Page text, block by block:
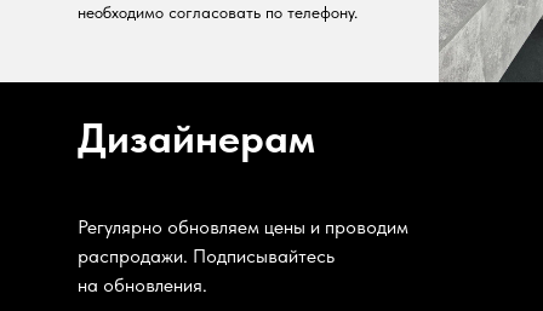
необходимо согласовать по телефону.
Дизайнерам
Регулярно обновляем цены и проводим
распродажи. Подписывайтесь
на обновления.